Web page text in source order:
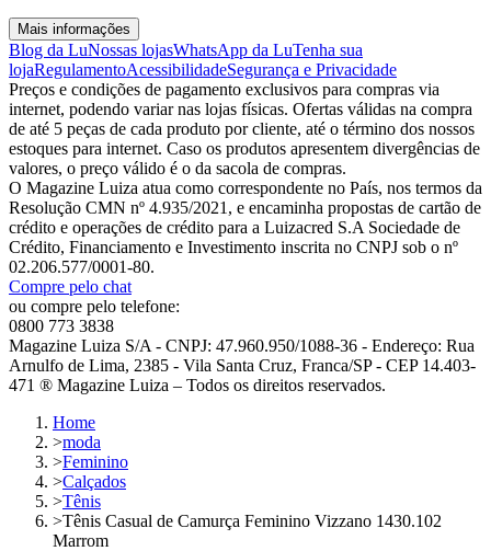
Mais informações
Blog da LuNossas lojasWhatsApp da LuTenha sua
lojaRegulamentoAcessibilidadeSegurança e Privacidade
Preços e condições de pagamento exclusivos para compras via
internet, podendo variar nas lojas físicas. Ofertas válidas na compra
de até 5 peças de cada produto por cliente, até o término dos nossos
estoques para internet. Caso os produtos apresentem divergências de
valores, o preço válido é o da sacola de compras.
O Magazine Luiza atua como correspondente no País, nos termos da
Resolução CMN nº 4.935/2021, e encaminha propostas de cartão de
crédito e operações de crédito para a Luizacred S.A Sociedade de
Crédito, Financiamento e Investimento inscrita no CNPJ sob o nº
02.206.577/0001-80.
Compre pelo chat
ou compre pelo telefone:
0800 773 3838
Magazine Luiza S/A - CNPJ: 47.960.950/1088-36 - Endereço: Rua
Arnulfo de Lima, 2385 - Vila Santa Cruz, Franca/SP - CEP 14.403-
471 ® Magazine Luiza – Todos os direitos reservados.
Home
>moda
>Feminino
>Calçados
>Tênis
>Tênis Casual de Camurça Feminino Vizzano 1430.102
Marrom